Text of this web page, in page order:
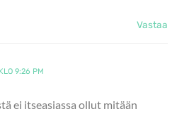
Vastaa
9:26 PM
ei itseasiassa ollut mitään